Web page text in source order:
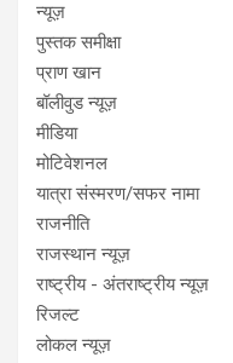
न्यूज़
पुस्तक समीक्षा
प्राण खान
बॉलीवुड न्यूज़
मीडिया
मोटिवेशनल
यात्रा संस्मरण/सफर नामा
राजनीति
राजस्थान न्यूज़
राष्ट्रीय - अंतराष्ट्रीय न्यूज़
रिजल्ट
लोकल न्यूज़